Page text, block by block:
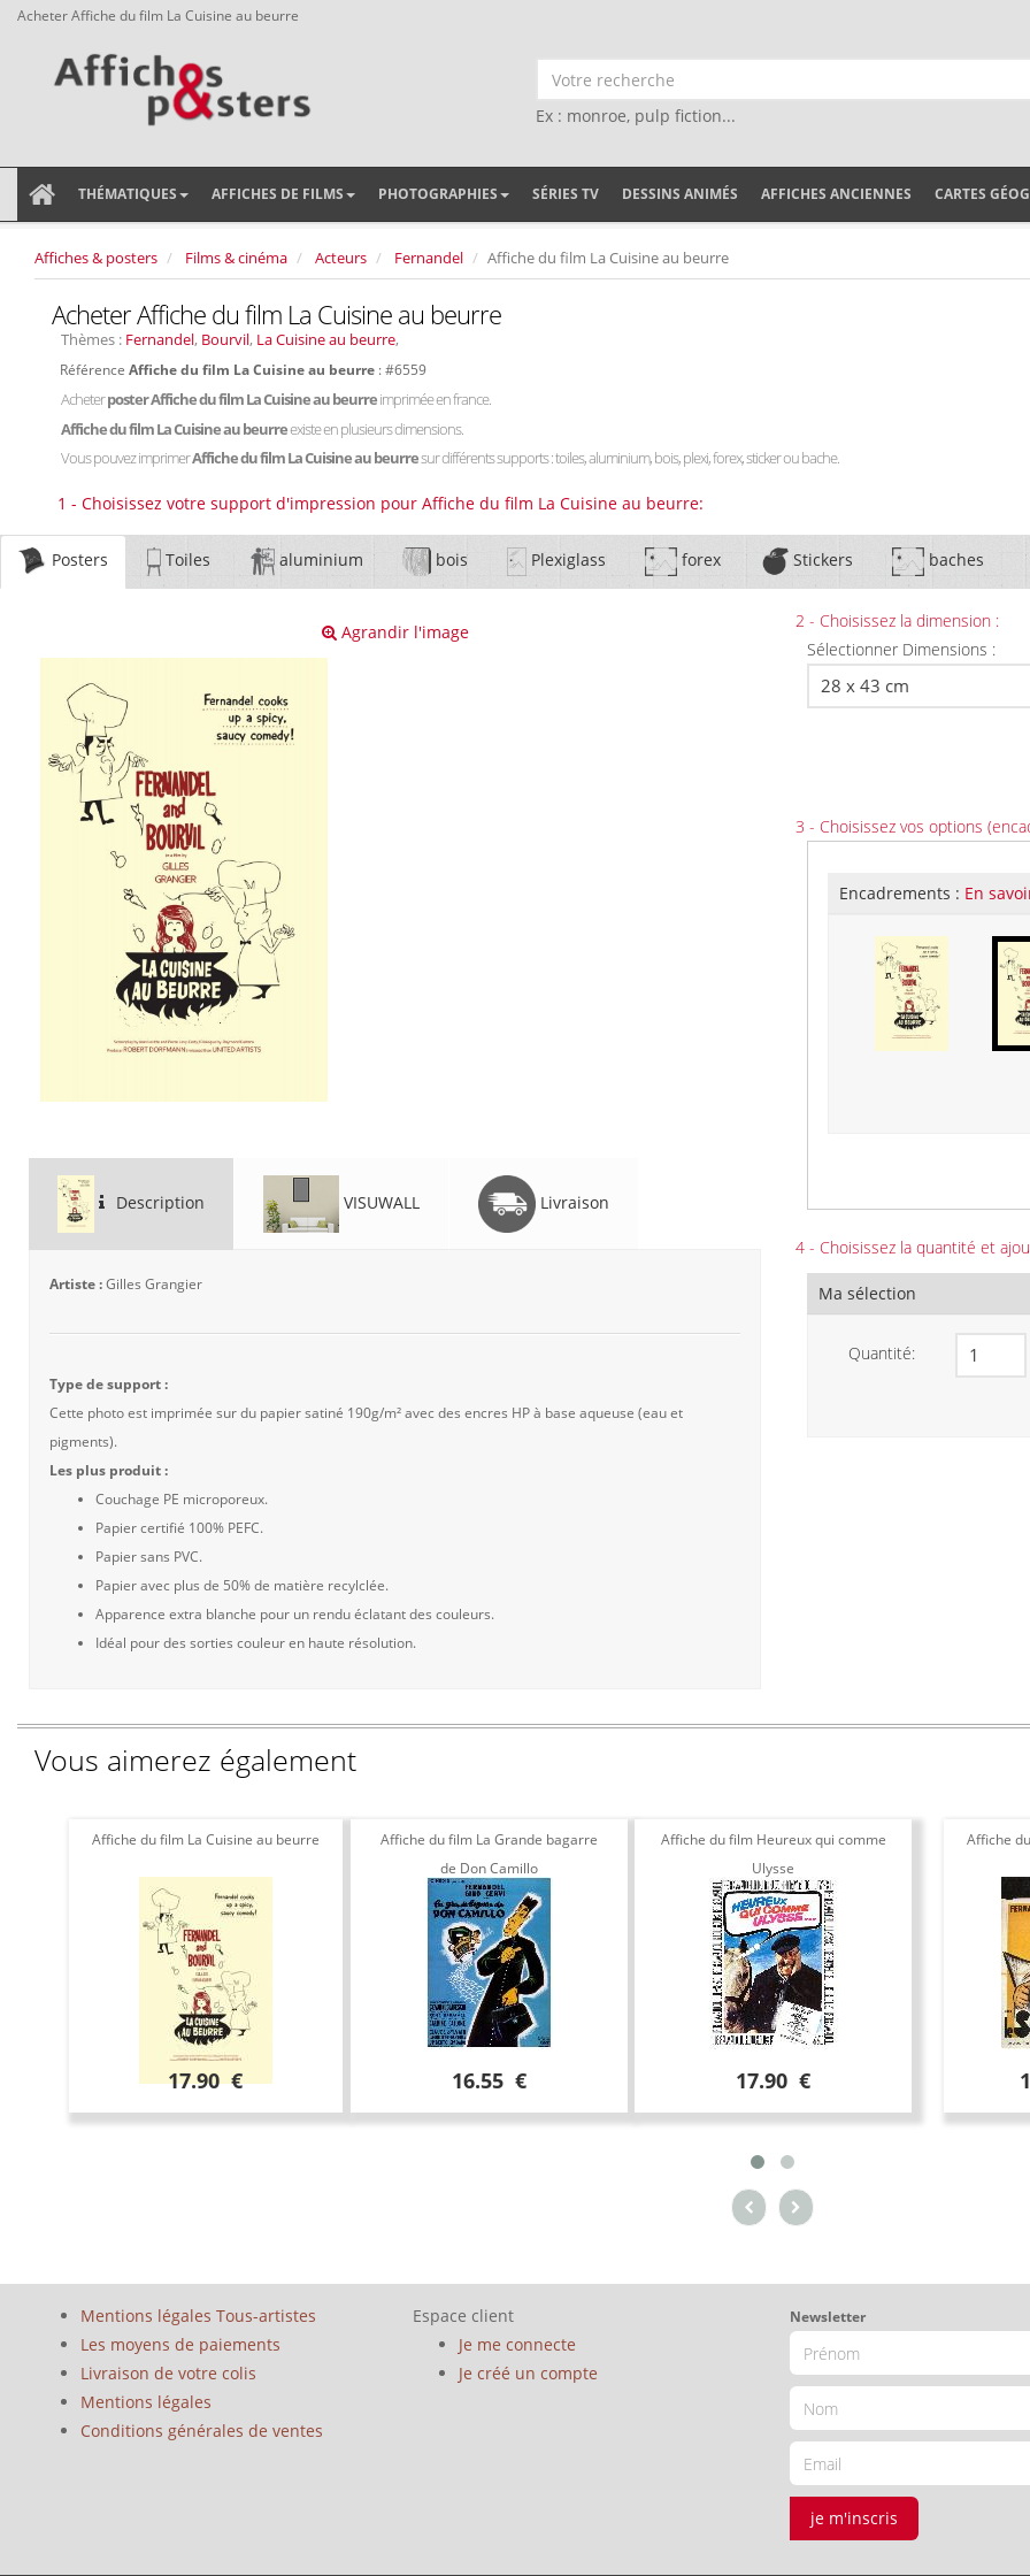
Acheter Affiche du film La Cuisine au beurre
Ex : monroe, pulp fiction...
THÉMATIQUES AFFICHES DE FILMS PHOTOGRAPHIES SÉRIES TV DESSINS ANIMÉS AFFICHES ANCIENNES CARTES
Affiches & posters Films & cinéma Acteurs Fernandel Affiche du film La Cuisine au beurre
Acheter Affiche du film La Cuisine au beurre
Thèmes : Fernandel, Bourvil, La Cuisine au beurre,
Référence Affiche du film La Cuisine au beurre : #6559
Acheterposter Affiche du film La Cuisine au beurreimprimée en france.
Affiche du film La Cuisine au beurreexiste en plusieurs dimensions.
Vous pouvez imprimerAffiche du film La Cuisine au beurresur différents supports : toiles, aluminium, bois, plexi, forex, sticker ou bache.
1 - Choisissez votre support d'impression pour Affiche du film La Cuisine au beurre:
Posters Toiles aluminium bois Plexiglass forex Stickers baches
Agrandir l'image
Description VISUWALL Livraison
Artiste :Gilles Grangier
Type de support :
Cette photo est imprimée sur du papier satiné 190g/m² avec des encres HP à base aqueuse (eau et
pigments).
Les plus produit :
Couchage PE microporeux.
Papier certifié 100% PEFC.
Papier sans PVC.
Papier avec plus de 50% de matière recylclée.
Apparence extra blanche pour un rendu éclatant des couleurs.
Idéal pour des sorties couleur en haute résolution.
2 - Choisissez la dimension :
Sélectionner Dimensions :
3 - Choisissez vos options
Encadrements : En
4 - Choisissez la quantité et
Ma sélection
Quantité:
Vous aimerez également
Affiche du film La Cuisine au beurre
17.90 €
Affiche du film La Grande bagarre
de Don Camillo
16.55 €
Affiche du film Heureux qui comme
Ulysse
17.90 €
Affiche
Mentions légales Tous-artistes
Les moyens de paiements
Livraison de votre colis
Mentions légales
Conditions générales de ventes
Espace client
Je me connecte
Je créé un compte
Newsletter
je m'inscris